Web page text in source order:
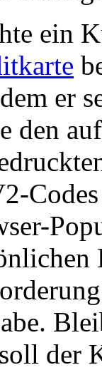
ein
er
den
der